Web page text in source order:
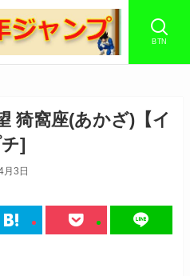
BTN
猗窩座(あかざ)【イ
]
月3日